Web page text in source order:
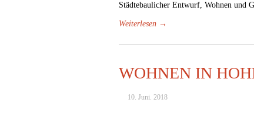
Städtebaulicher Entwurf, Wohnen und
Weiterlesen →
WOHNEN IN
10. Juni. 2018